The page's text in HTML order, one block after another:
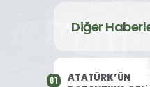
Diğer
ATATÜRK’ÜN